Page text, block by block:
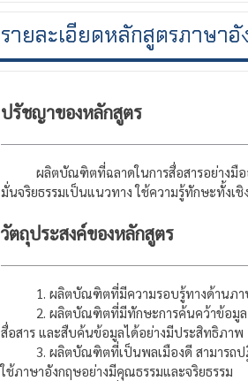
รายละเอียดหลักสูตรภาษาอั
ปรัชญาของหลักสูตร
ผลิตบัณฑิตที่ฉลาดในการสื่อสารอย่างมืออ
มั่นจริยธรรมเป็นแนวทาง ใช้ความรู้ทักษะทั้งเ
วัตถุประสงค์ของหลักสูตร
1. ผลิตบัณฑิตที่มีความรอบรู้ทางด้านภาษา
2. ผลิตบัณฑิตที่มีทักษะการค้นคว้าข้อมูล สา
สื่อสาร และสืบค้นข้อมูลได้อย่างมีประสิทธิภาพ
3. ผลิตบัณฑิตที่เป็นพลเมืองดี สามารถปฏิ
ใช้ภาษาอังกฤษอย่างมีคุณธรรมและจริยธรรม